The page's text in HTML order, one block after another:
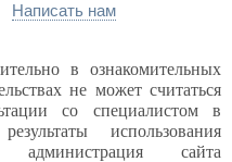
Написать нам
в ознакомительных
не может считаться
со специалистом в
использования
администрация сайта